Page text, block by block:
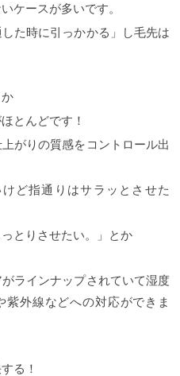
ケースが多いです。
た時に引っかかる」し毛先は
とんどです！
がりの質感をコントロール出
ど指通りはサラッとさせた
とりさせたい。」とか
ラインナップされていて湿度
外線などへの対応ができま
る！